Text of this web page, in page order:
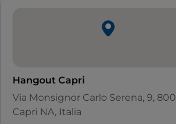
Hangout Capri
Via Monsignor Carlo Serena, 9,
Capri NA, Italia